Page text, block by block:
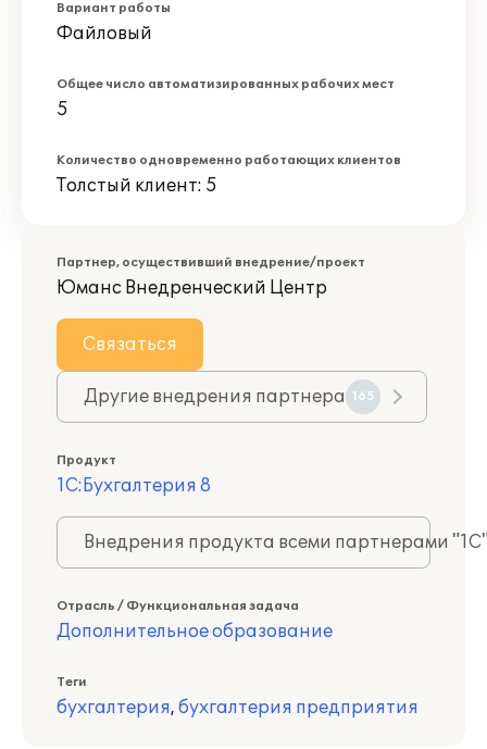
Вариант работы
Файловый
Общее число автоматизированных рабочих мест
5
Количество одновременно работающих клиентов
Толстый клиент: 5
Партнер, осуществивший внедрение/проект
Юманс Внедренческий Центр
Связаться
Другие внедрения партнера 165
Продукт
1С:Бухгалтерия 8
Внедрения продукта всеми партнерами
Отрасль / Функциональная задача
Дополнительное образование
Теги
бухгалтерия, бухгалтерия предприятия